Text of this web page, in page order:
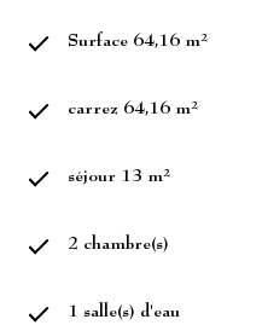
Surface 64,16 m²
carrez 64,16 m²
séjour 13 m²
2 chambre(s)
1 salle(s) d'eau